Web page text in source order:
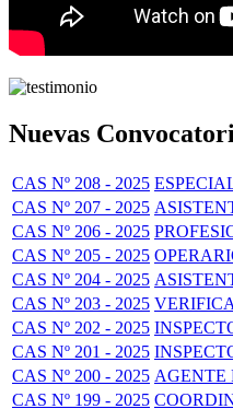
Nuevas
CAS Nº 208 - 2025
CAS Nº 207 - 2025
CAS Nº 206 - 2025
CAS Nº 205 - 2025
CAS Nº 204 - 2025
CAS Nº 203 - 2025
CAS Nº 202 - 2025
CAS Nº 201 - 2025
CAS Nº 200 - 2025 AGENTE
CAS Nº 199 - 2025